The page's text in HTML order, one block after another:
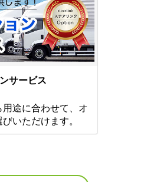
サービス
途に合わせて、オ
いただけます。